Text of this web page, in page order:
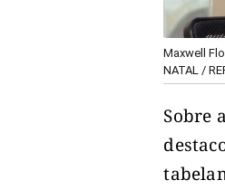
Maxwell
NATAL /
Sobre